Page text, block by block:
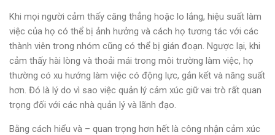
Khi mọi người cảm thấy căng thẳng hoặc lo lắng, hiệu suất làm
việc của họ có thể bị ảnh hưởng và cách họ tương tác với các
thành viên trong nhóm cũng có thể bị gián đoạn. Ngược lại, khi
cảm thấy hài lòng và thoải mái trong môi trường làm việc, họ
thường có xu hướng làm việc có động lực, gắn kết và năng suất
hơn. Đó là lý do vì sao việc quản lý cảm xúc giữ vai trò rất quan
trọng đối với các nhà quản lý và lãnh đạo.
Bằng cách hiểu và – quan trọng hơn hết là công nhận cảm xúc